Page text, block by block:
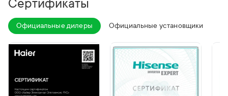
Сертификаты
Официальные дилеры Официальные установщики